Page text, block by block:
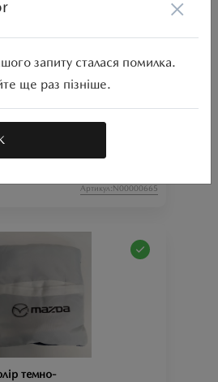
червоний з логотипом «Mazda»
Артикул:N00000665
темно-
×
запиту сталася помилка.
ще раз пізніше.